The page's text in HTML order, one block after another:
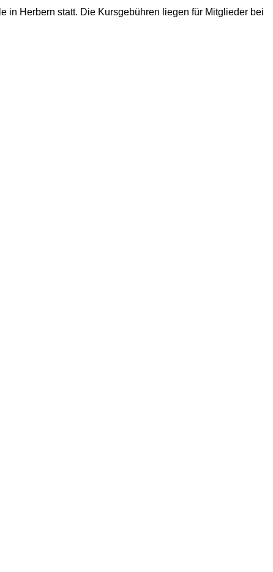
in Herbern statt. Die Kursgebühren liegen für Mitglieder bei